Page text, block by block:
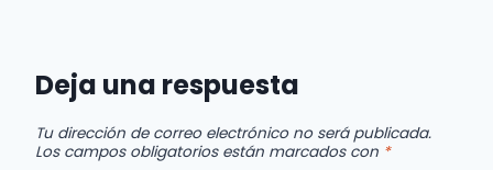
Deja una respuesta
Tu dirección de correo electrónico no será publicada.
Los campos obligatorios están marcados con *